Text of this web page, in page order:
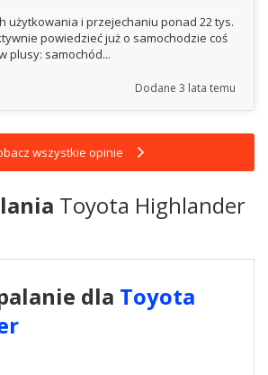
użytkowania i przejechaniu ponad 22 tys.
powiedzieć już o samochodzie coś
plusy: samochód...
Dodane 3 lata temu
wszystkie opinie
Toyota Highlander
dla Toyota